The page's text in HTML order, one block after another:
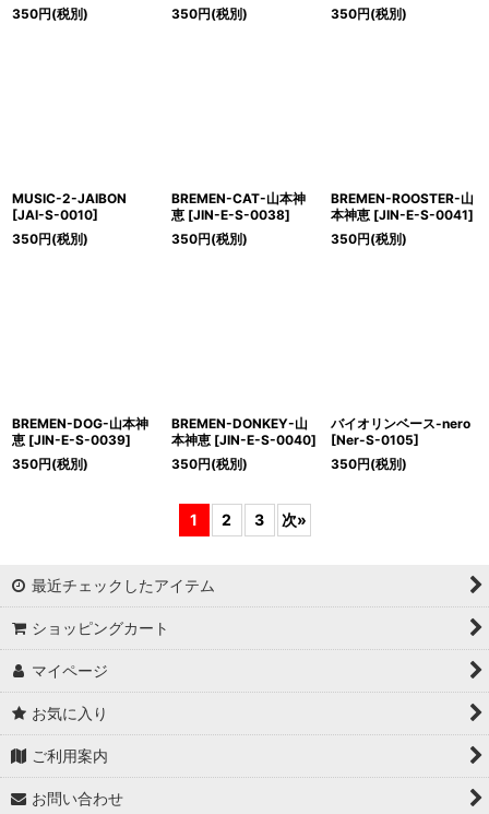
350円(税別)
350円(税別)
350円(税別)
MUSIC-2-JAIBON
[JAI-S-0010]
350円(税別)
BREMEN-CAT-山本神
恵 [JIN-E-S-0038]
350円(税別)
BREMEN-ROOSTER-山
本神恵 [JIN-E-S-0041]
350円(税別)
BREMEN-DOG-山本神
恵 [JIN-E-S-0039]
350円(税別)
BREMEN-DONKEY-山
本神恵 [JIN-E-S-0040]
350円(税別)
バイオリンベース-nero
[Ner-S-0105]
350円(税別)
1 2 3 次»
最近チェックしたアイテム
ショッピングカート
マイページ
お気に入り
ご利用案内
お問い合わせ